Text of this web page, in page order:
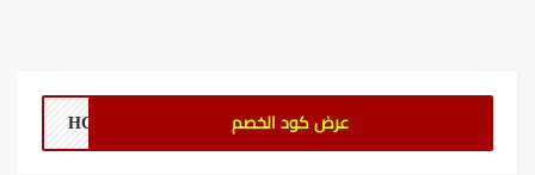
عرض كود الخصم